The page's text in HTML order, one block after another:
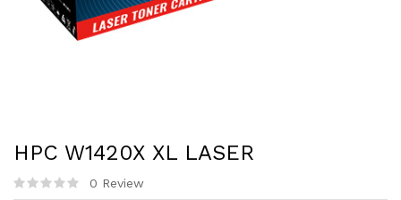
HPC W1420X XL LASER
0 Review